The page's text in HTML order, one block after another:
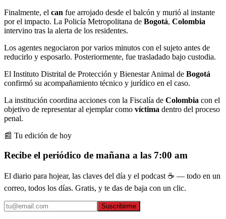
Finalmente, el can fue arrojado desde el balcón y murió al instante
por el impacto. La Policía Metropolitana de Bogotá, Colombia
intervino tras la alerta de los residentes.
Los agentes negociaron por varios minutos con el sujeto antes de
reducirlo y esposarlo. Posteriormente, fue trasladado bajo custodia.
El Instituto Distrital de Protección y Bienestar Animal de Bogotá
confirmó su acompañamiento técnico y jurídico en el caso.
La institución coordina acciones con la Fiscalía de Colombia con el
objetivo de representar al ejemplar como víctima dentro del proceso
penal.
📰 Tu edición de hoy
Recibe el periódico de mañana a las 7:00 am
El diario para hojear, las claves del día y el podcast ☕ — todo en un
correo, todos los días. Gratis, y te das de baja con un clic.
Suscribirme